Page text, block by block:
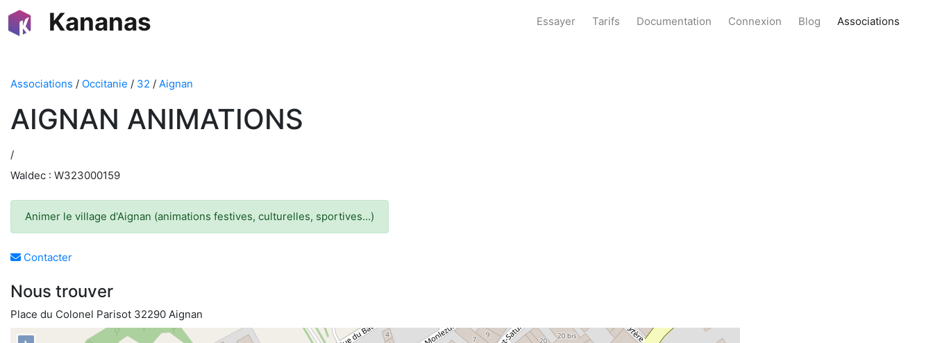
Kananas Essayer Tarifs Documentation Connexion Blog Associations
Associations / Occitanie / 32 / Aignan
AIGNAN ANIMATIONS
/
Waldec : W323000159
Animer le village d'Aignan (animations festives, culturelles, sportives...)
Contacter
Nous trouver
Place du Colonel Parisot 32290 Aignan